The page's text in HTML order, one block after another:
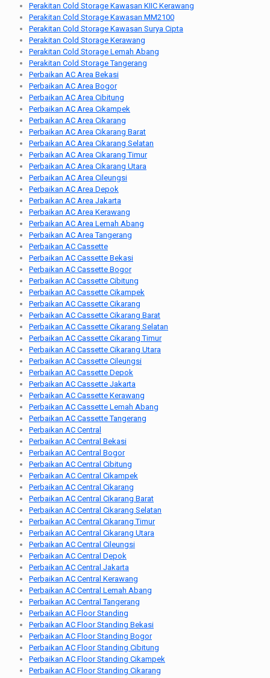
Perakitan Cold Storage Kawasan KIIC Kerawang
Perakitan Cold Storage Kawasan MM2100
Perakitan Cold Storage Kawasan Surya Cipta
Perakitan Cold Storage Kerawang
Perakitan Cold Storage Lemah Abang
Perakitan Cold Storage Tangerang
Perbaikan AC Area Bekasi
Perbaikan AC Area Bogor
Perbaikan AC Area Cibitung
Perbaikan AC Area Cikampek
Perbaikan AC Area Cikarang
Perbaikan AC Area Cikarang Barat
Perbaikan AC Area Cikarang Selatan
Perbaikan AC Area Cikarang Timur
Perbaikan AC Area Cikarang Utara
Perbaikan AC Area Cileungsi
Perbaikan AC Area Depok
Perbaikan AC Area Jakarta
Perbaikan AC Area Kerawang
Perbaikan AC Area Lemah Abang
Perbaikan AC Area Tangerang
Perbaikan AC Cassette
Perbaikan AC Cassette Bekasi
Perbaikan AC Cassette Bogor
Perbaikan AC Cassette Cibitung
Perbaikan AC Cassette Cikampek
Perbaikan AC Cassette Cikarang
Perbaikan AC Cassette Cikarang Barat
Perbaikan AC Cassette Cikarang Selatan
Perbaikan AC Cassette Cikarang Timur
Perbaikan AC Cassette Cikarang Utara
Perbaikan AC Cassette Cileungsi
Perbaikan AC Cassette Depok
Perbaikan AC Cassette Jakarta
Perbaikan AC Cassette Kerawang
Perbaikan AC Cassette Lemah Abang
Perbaikan AC Cassette Tangerang
Perbaikan AC Central
Perbaikan AC Central Bekasi
Perbaikan AC Central Bogor
Perbaikan AC Central Cibitung
Perbaikan AC Central Cikampek
Perbaikan AC Central Cikarang
Perbaikan AC Central Cikarang Barat
Perbaikan AC Central Cikarang Selatan
Perbaikan AC Central Cikarang Timur
Perbaikan AC Central Cikarang Utara
Perbaikan AC Central Cileungsi
Perbaikan AC Central Depok
Perbaikan AC Central Jakarta
Perbaikan AC Central Kerawang
Perbaikan AC Central Lemah Abang
Perbaikan AC Central Tangerang
Perbaikan AC Floor Standing
Perbaikan AC Floor Standing Bekasi
Perbaikan AC Floor Standing Bogor
Perbaikan AC Floor Standing Cibitung
Perbaikan AC Floor Standing Cikampek
Perbaikan AC Floor Standing Cikarang